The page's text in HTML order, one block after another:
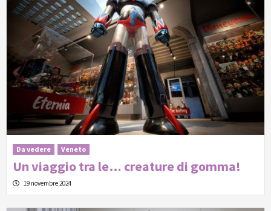
Da vedere Veneto
Un viaggio tra le… creature di gomma!
19 novembre 2024